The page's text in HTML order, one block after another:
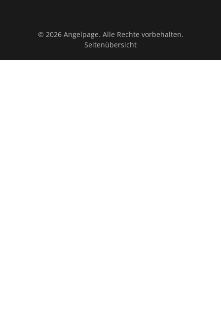
© 2026 Angelpage. Alle Rechte vorbehalten.
Seitenübersicht